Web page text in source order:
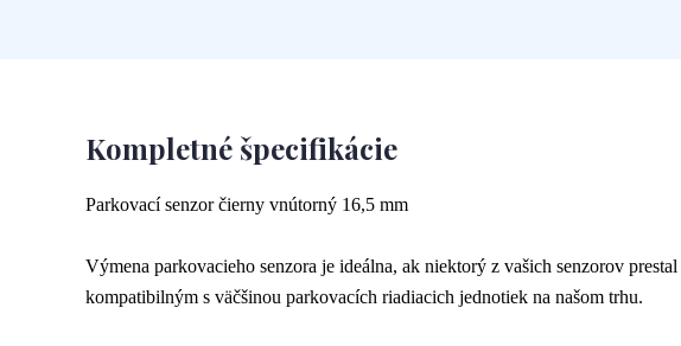
Kompletné špecifikácie
Parkovací senzor čierny vnútorný 16,5 mm
Výmena parkovacieho senzora je ideálna, ak niektorý z vašich senzorov
kompatibilným s väčšinou parkovacích riadiacich jednotiek na našom trhu.